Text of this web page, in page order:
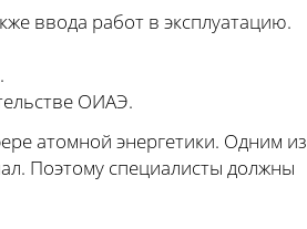
ввода работ в эксплуатацию.
ОИАЭ.
атомной энергетики. Одним из
Поэтому специалисты должны